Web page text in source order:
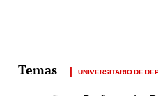
UNIVERSITARIO DE